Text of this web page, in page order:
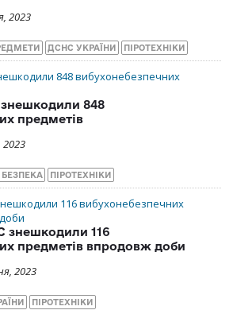
2023
ДСНС УКРАЇНИ ПІРОТЕХНІКИ
знешкодили 848
предметів
2023
БЕЗПЕКА ПІРОТЕХНІКИ
знешкодили 116
предметів впродовж доби
2023
ПІРОТЕХНІКИ